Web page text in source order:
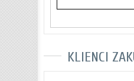
KLIENCI